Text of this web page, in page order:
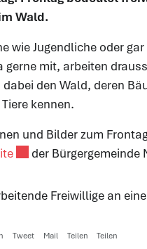
Wald.
wie Jugendliche oder
gerne mit, arbeiten
den Wald, deren
kennen.
und Bilder zum
Externer Link wird in
der Bürgergemeinde
Tweet Mail Teilen Teilen